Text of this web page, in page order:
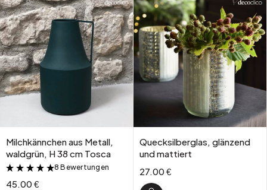
Milchkännchen aus Metall,
waldgrün, H 38 cm Tosca
&
8 Bewertungen
45.00 €
Quecksilberglas, glänzend
und mattiert
27.00 €